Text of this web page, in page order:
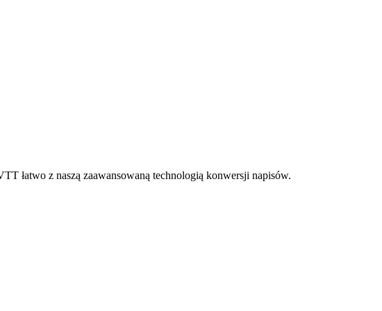
łatwo z naszą zaawansowaną technologią konwersji napisów.